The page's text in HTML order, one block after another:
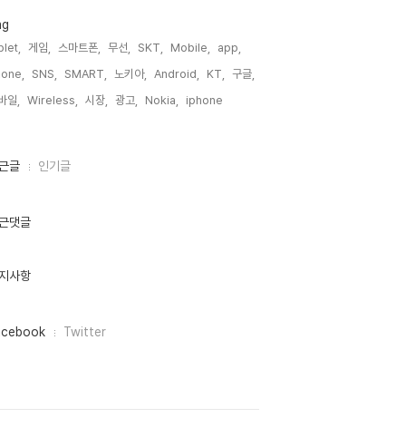
게임, 스마트폰, 무선, SKT, Mobile,
app,
SNS, SMART, 노키아, Android, KT,
구글,
일,
Wireless, 시장, 광고, Nokia, iphone,
글 인기글
댓글
사항
Twitter